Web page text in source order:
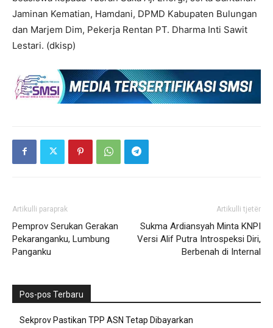
Jaminan Kematian, Hamdani, DPMD Kabupaten Bulungan
dan Marjem Dim, Pekerja Rentan PT. Dharma Inti Sawit
Lestari. (dkisp)
Artikulli paraprak
Pemprov Serukan Gerakan
Pekaranganku, Lumbung
Panganku
Artikulli tjetër
Sukma Ardiansyah Minta KNPI
Versi Alif Putra Introspeksi Diri,
Berbenah di Internal
Pos-pos Terbaru
Sekprov Pastikan TPP ASN Tetap Dibayarkan